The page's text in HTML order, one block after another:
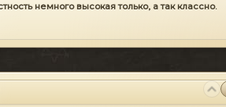
немного высокая только, а так классно.